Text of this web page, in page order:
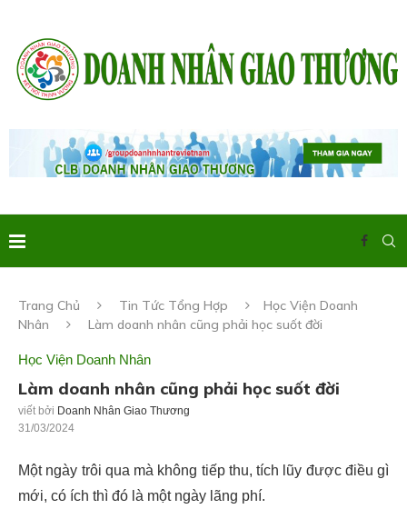
Trang Chủ Tin Tức Tổng Hợp
Học Viện Doanh
Nhân
Làm doanh nhân cũng phải học suốt đời
Học Viện Doanh Nhân
Làm doanh nhân cũng phải học suốt đời
viết bởi Doanh Nhân Giao Thương
31/03/2024
Một ngày trôi qua mà không tiếp thu, tích lũy được điều gì
mới, có ích thì đó là một ngày lãng phí.